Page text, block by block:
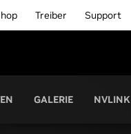
Treiber Support
GALERIE NVLINK